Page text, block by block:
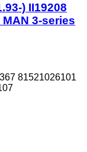
) II19208
3-series
81521026101